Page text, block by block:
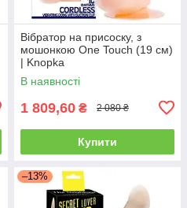
Вібратор на присоску, з
мошонкою One Touch (19 см)
| Knopka
В наявності
1 809,60 ₴ 2 080 ₴
Купити
–13%